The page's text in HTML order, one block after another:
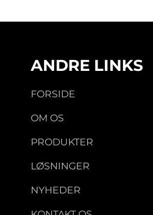
ANDRE LINKS
FORSIDE
OM OS
PRODUKTER
LØSNINGER
NYHEDER